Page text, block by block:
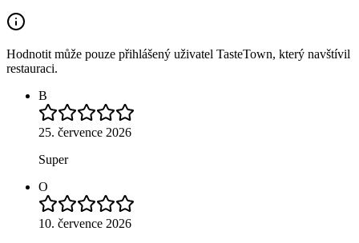
Hodnotit může pouze přihlášený uživatel TasteTown, který navštívil
restauraci.
B
25. července 2026
Super
O
10. července 2026